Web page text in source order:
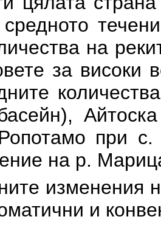
на
за
при
на р.
изменения
и